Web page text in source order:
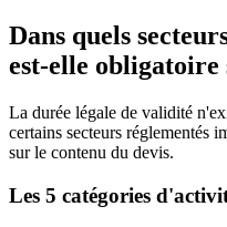
Dans quels
est-elle obligatoire
La durée légale de validité
certains secteurs réglementés
sur le contenu du devis.
Les 5 catégories